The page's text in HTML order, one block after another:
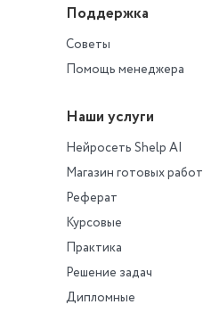
Поддержка
Советы
Помощь менеджера
Наши услуги
Нейросеть Shelp AI
Магазин готовых работ
Реферат
Курсовые
Практика
Решение задач
Дипломные